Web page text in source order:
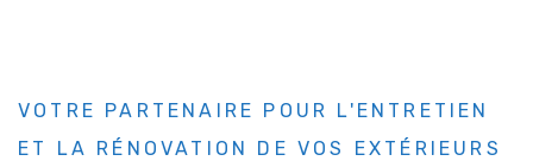
VOTRE PARTENAIRE POUR L'ENTRETIEN
ET LA RÉNOVATION DE VOS EXTÉRIEURS